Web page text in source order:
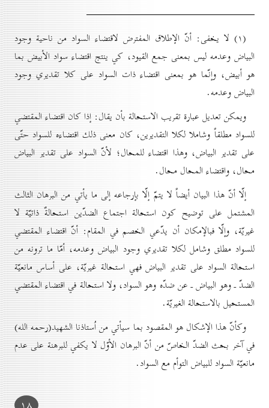
(۱) لا يخفى: أنّ الإطلاق المفترض لاقتضاء السواد من ناحية وجود
البياض وعدمه ليس بمعنى جمع القيود، كي ينتج اقتضاء سواد الأبيض بما
هو أبيض، وإنّما هو بمعنى اقتضاء ذات السواد على كلا تقديري وجود
البياض وعدمه.
ويمكن تعديل عبارة تقريب الاستحالة بأن يقال: إذا كان اقتضاء المقتضي
للسواد مطلقاً وشاملا لكلا التقديرين، كان معنى ذلك اقتضاءه للسواد حتّى
على تقدير البياض، وهذا اقتضاء للمحال؛ لأنّ السواد على تقدير البياض
محال، واقتضاء المحال محال.
إلّا أنّ هذا البيان أيضاً لا يتمّ إلّا بإرجاعه إلى ما يأتي من البرهان الثالث
المشتمل على توضيح كون استحالة اجتماع الضدّين استحالةٌ ذاتيّة لا
غيريّة، وإلّا فبالإمكان أن يدّعي الخصم في المقام: أنّ اقتضاء المقتضي
للسواد مطلق وشامل لكلا تقديري وجود البياض وعدمه، أمّا ما ترونه من
استحالة السواد على تقدير البياض فهي استحالة غيريّة، على أساس مانعيّة
الضدّ ـ وهو البياض ـ عن ضدّه وهو السواد، ولا استحالة في اقتضاء المقتضي
المستحيل بالاستحالة الغيريّة.
وكأنّ هذا الإشكال هو المقصود بما سيأتي من اُستاذنا الشهيد(رحمه الله)
في آخر بحث الضدّ الخاصّ من أنّ البرهان الأوّل لا يكفي للبرهنة على عدم
مانعيّة السواد للبياض التوأم مع السواد.